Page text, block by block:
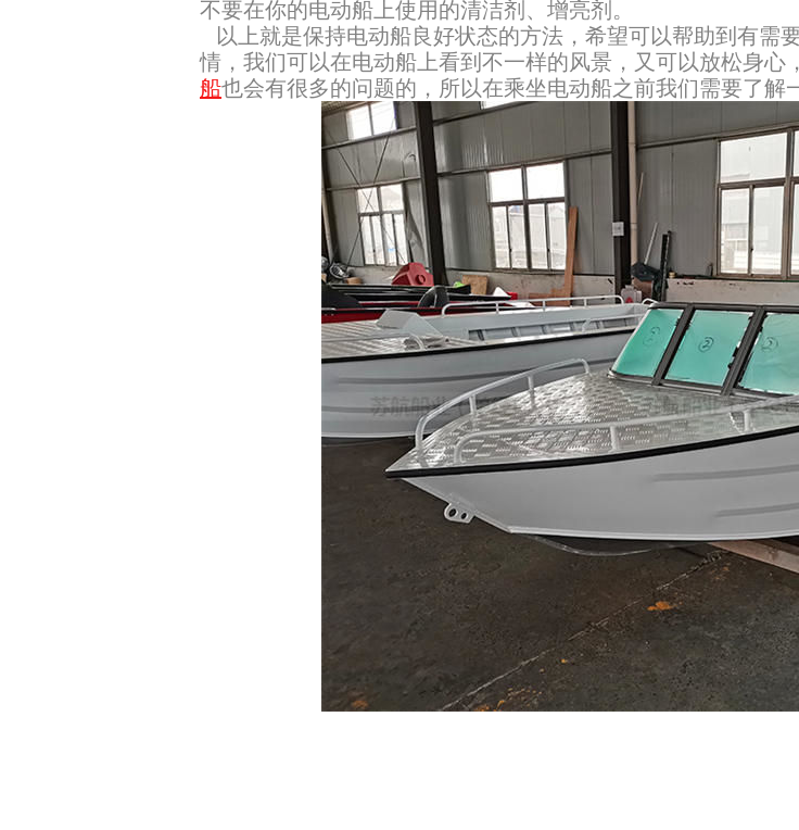
不要在你的电动船上使用的清洁剂、增亮剂。
以上就是保持电动船良好状态的方法，希望可以帮助到有需
情，我们可以在电动船上看到不一样的风景，又可以放松身心
船也会有很多的问题的，所以在乘坐电动船之前我们需要了解